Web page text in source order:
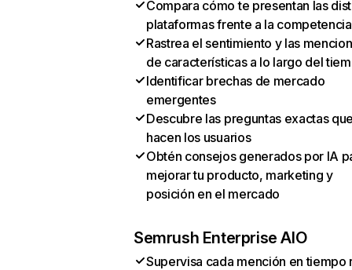
Compara cómo te presentan las
plataformas frente a la competencia
Rastrea el sentimiento y las
de características a lo largo del
Identificar brechas de mercado
emergentes
Descubre las preguntas exactas
hacen los usuarios
Obtén consejos generados por IA
mejorar tu producto, marketing y
posición en el mercado
Semrush Enterprise AIO
Supervisa cada mención en tiempo